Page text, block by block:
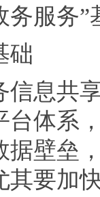
务服务”
息共享
台体系
据壁垒
其要加